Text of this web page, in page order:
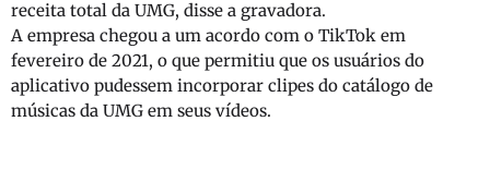
receita total da UMG, disse a gravadora.
A empresa chegou a um acordo com o TikTok em
fevereiro de 2021, o que permitiu que os usuários do
aplicativo pudessem incorporar clipes do catálogo de
músicas da UMG em seus vídeos.